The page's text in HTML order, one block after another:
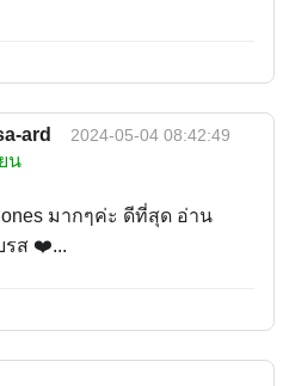
ard 2024-05-04 08:42:49
น
มากๆค่ะ ดีที่สุด อ่าน
รส ❤️...